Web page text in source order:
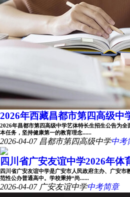
2026年西藏昌都市第四高级中
2026年昌都市第四高级中学艺体特长生招生公告为
本任务，坚持健康第一的教育理念......
2026-04-07 昌都市第四高级中学中考
四川省广安友谊中学2026年体
四川省广安友谊中学是广安市人民政府主办、广安市
范性公办普通高中。学校秉持“尚......
2026-04-07 广安友谊中学中考简章